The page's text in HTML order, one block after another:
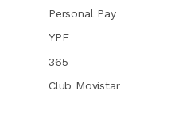
Personal Pay
YPF
365
Club Movistar